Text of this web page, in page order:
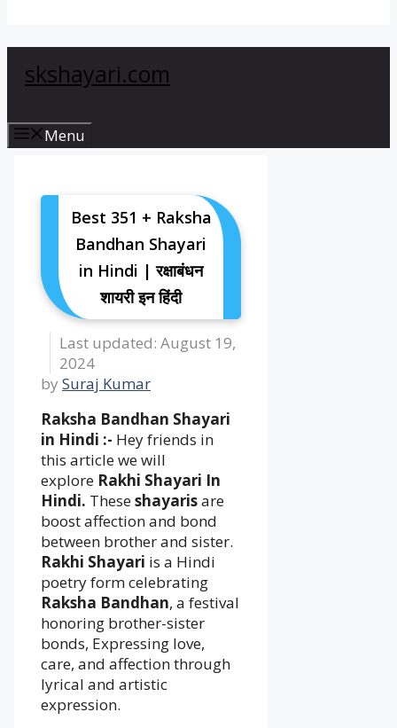
skshayari.com
Menu
Best 351 + Raksha
Bandhan Shayari
in Hindi | रक्षाबंधन
शायरी इन हिंदी
August 19,
2024
by Suraj Kumar
Raksha Bandhan Shayari
in Hindi :- Hey friends in
this article we will
explore Rakhi Shayari In
Hindi. Theseshayarisare
boost affection and bond
between brother and sister.
Rakhi Shayari is a Hindi
poetry form celebrating
Raksha Bandhan, a festival
honoring brother-sister
bonds, Expressing love,
care, and affection through
lyrical and artistic
expression.